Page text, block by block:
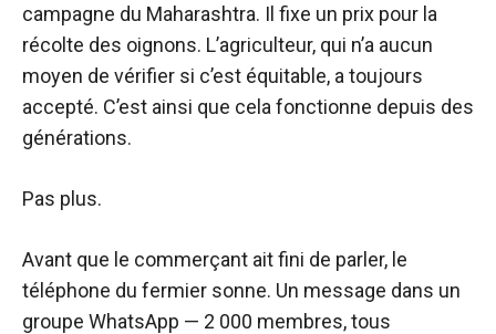
campagne du Maharashtra. Il fixe un prix pour la
récolte des oignons. L’agriculteur, qui n’a aucun
moyen de vérifier si c’est équitable, a toujours
accepté. C’est ainsi que cela fonctionne depuis des
générations.
Pas plus.
Avant que le commerçant ait fini de parler, le
téléphone du fermier sonne. Un message dans un
groupe WhatsApp — 2 000 membres, tous